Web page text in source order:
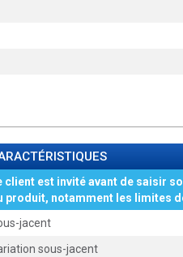
client est invité avant de saisir
produit, notamment les limites
jacent
sous-jacent